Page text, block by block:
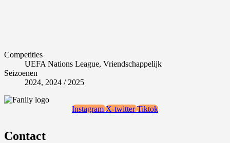
Competities
UEFA Nations League, Vriendschappelijk
Seizoenen
2024, 2024 / 2025
Instagram X-twitter Tiktok
Contact